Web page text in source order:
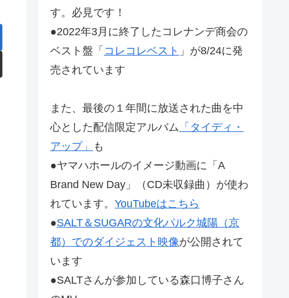
す。必見です！
●2022年3月に終了したコレナンデ商会の
ベスト盤「 コレコレベスト 」が8/24に発
売されています
また、最後の１年間に放送された曲を中
心とした配信限定アルバム 「タイディ・
アップ」
も
●ヤマハホールのイメージ動画に「A
Brand New Day」（CD未収録曲）が使わ
れています。 YouTubeはこちら
●SALT＆SUGARの文化パルク城陽（京
都）でのダイジェスト映像が公開されて
います
●SALTさんが参加している森口博子さん